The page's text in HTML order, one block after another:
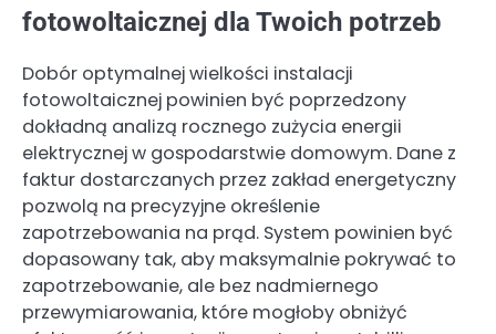
fotowoltaicznej dla Twoich potrzeb
Dobór optymalnej wielkości instalacji
fotowoltaicznej powinien być poprzedzony
dokładną analizą rocznego zużycia energii
elektrycznej w gospodarstwie domowym. Dane z
faktur dostarczanych przez zakład energetyczny
pozwolą na precyzyjne określenie
zapotrzebowania na prąd. System powinien być
dopasowany tak, aby maksymalnie pokrywać to
zapotrzebowanie, ale bez nadmiernego
przewymiarowania, które mogłoby obniżyć